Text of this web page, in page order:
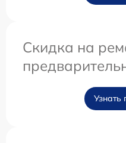
Скидка на
Узнать